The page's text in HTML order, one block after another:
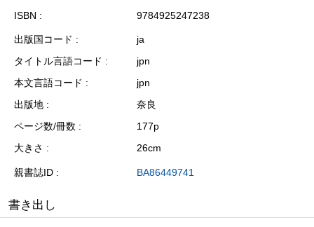
ISBN
9784925247238
出版国コード
ja
タイトル言語コード
jpn
本文言語コード
jpn
出版地
奈良
ページ数/冊数
177p
大きさ
26cm
親書誌ID BA86449741
書き出し